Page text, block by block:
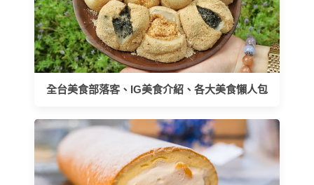
全台美食部落客、IG美食介紹、各大美食懶人包